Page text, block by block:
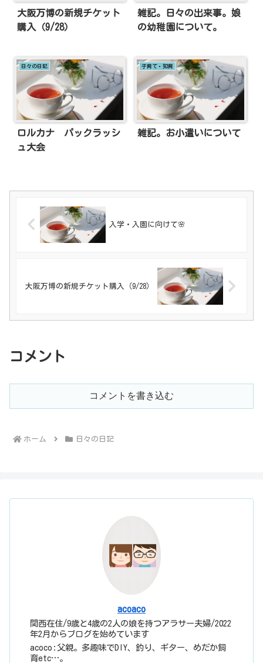
大阪万博の新規チケット
購入（9/28）
雑記。日々の出来事。娘
の幼稚園について。
日々の日記
ロルカナ パックラッシ
ュ大会
子育て・知育
雑記。お小遣いについて
入学・入園に向けて🌸
大阪万博の新規チケット購入（9/28）
コメント
コメントを書き込む
ホーム 日々の日記
acoaco
関西在住/9歳と4歳の2人の娘を持つアラサー夫婦/2022
年2月からブログを始めています
acoco:父親。多趣味でDIY、釣り、ギター、めだか飼
育etc…。